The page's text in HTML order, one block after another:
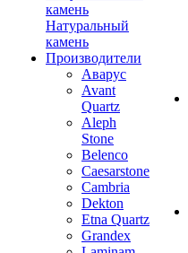
камень
Натуральный
камень
Производители
Аварус
Avant
Quartz
Aleph
Stone
Belenco
Caesarstone
Cambria
Dekton
Etna Quartz
Grandex